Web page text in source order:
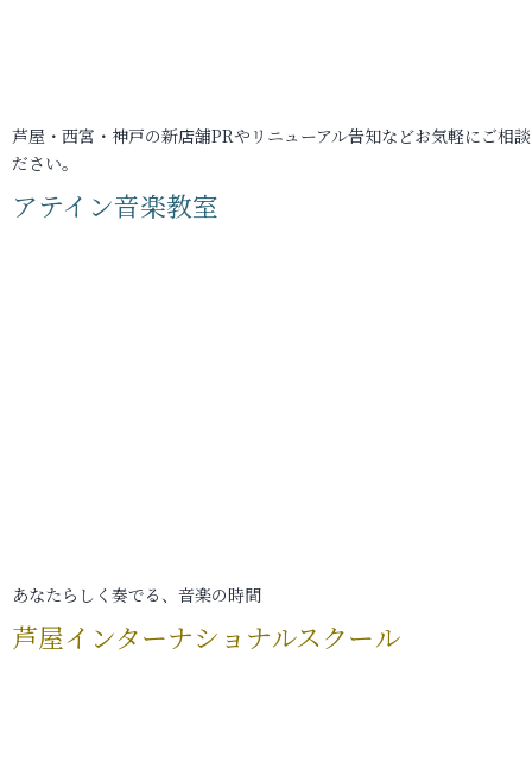
芦屋・西宮・神戸の新店舗PRやリニューアル告知などお気軽にご相
ださい。
アテイン音楽教室
あなたらしく奏でる、音楽の時間
芦屋インターナショナルスクール